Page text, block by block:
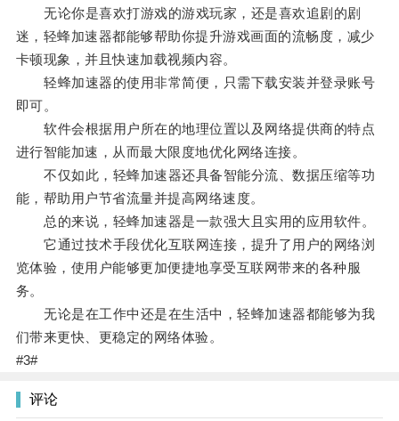
无论你是喜欢打游戏的游戏玩家，还是喜欢追剧的剧
迷，轻蜂加速器都能够帮助你提升游戏画面的流畅度，减少
卡顿现象，并且快速加载视频内容。
轻蜂加速器的使用非常简便，只需下载安装并登录账号
即可。
软件会根据用户所在的地理位置以及网络提供商的特点
进行智能加速，从而最大限度地优化网络连接。
不仅如此，轻蜂加速器还具备智能分流、数据压缩等功
能，帮助用户节省流量并提高网络速度。
总的来说，轻蜂加速器是一款强大且实用的应用软件。
它通过技术手段优化互联网连接，提升了用户的网络浏
览体验，使用户能够更加便捷地享受互联网带来的各种服
务。
无论是在工作中还是在生活中，轻蜂加速器都能够为我
们带来更快、更稳定的网络体验。
#3#
评论